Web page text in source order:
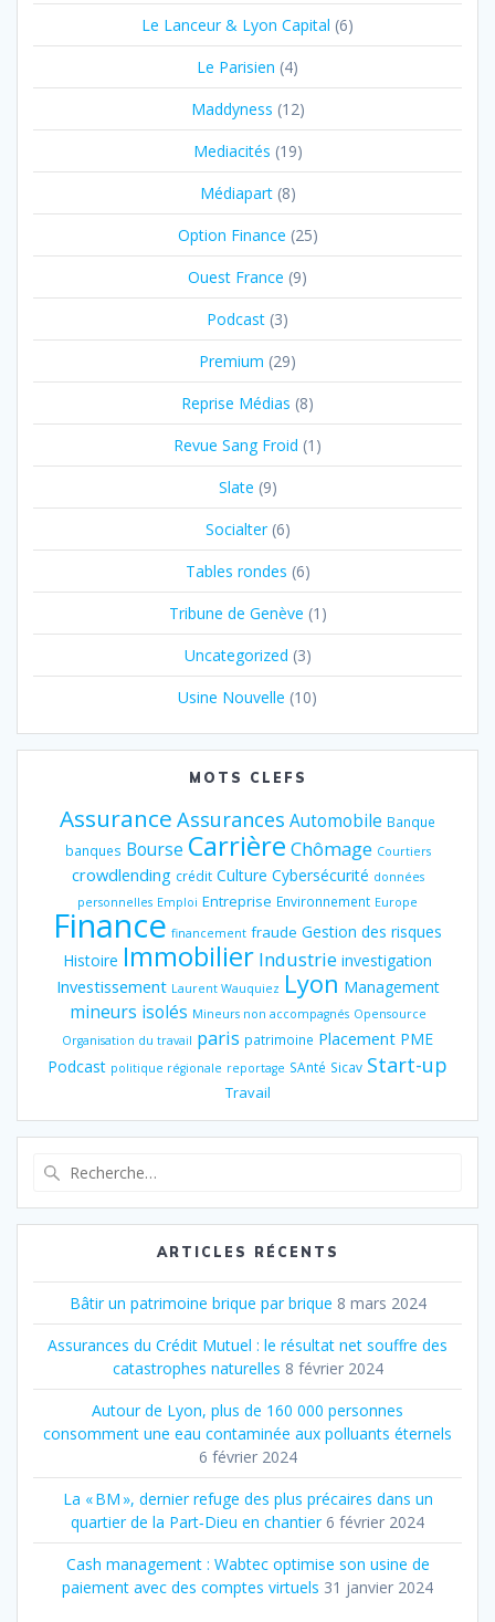
Le Lanceur & Lyon Capital (6)
Le Parisien (4)
Maddyness (12)
Mediacités (19)
Médiapart(8)
Option Finance (25)
Ouest France (9)
Podcast (3)
Premium (29)
Reprise Médias (8)
Revue Sang Froid (1)
Slate (9)
Socialter(6)
Tables rondes (6)
Tribune de Genève (1)
Uncategorized (3)
Usine Nouvelle (10)
MOTS CLEFS
Assurance Assurances Automobile Banque
banques Bourse Carrière Chômage Courtiers
crowdlending crédit Culture Cybersécurité données
personnelles Emploi Entreprise Environnement Europe
Finance financement fraude Gestion des risques
Histoire Immobilier Industrie investigation
Investissement Laurent Wauquiez Lyon Management
mineurs isolés Mineurs non accompagnés Opensource
Organisation du travail paris patrimoine Placement PME
Podcast politique régionale reportage SAnté Sicav Start-up
Travail
:
ARTICLES RÉCENTS
Bâtir un patrimoine brique par brique 8 mars 2024
Assurances du Crédit Mutuel : le résultat net souffre des
catastrophes naturelles 8 février 2024
Autour de Lyon, plus de 160 000 personnes
consomment une eau contaminée aux polluants éternels
6 février 2024
La « BM », dernier refuge des plus précaires dans un
quartier de la Part‐Dieu en chantier 6 février 2024
Cash management : Wabtec optimise son usine de
paiement avec des comptes virtuels 31 janvier 2024